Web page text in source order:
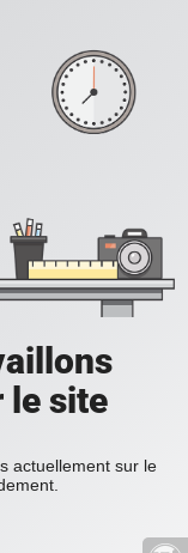
le site
actuellement sur le